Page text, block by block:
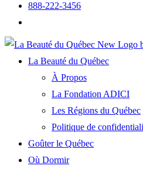
888-222-3456
La Beauté du Québec
À Propos
La Fondation ADICI
Les Régions du Québec
Politique de
Goûter le Québec
Où Dormir